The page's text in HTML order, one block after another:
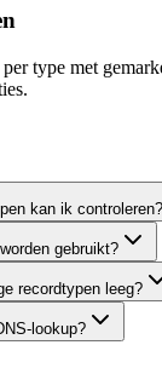
type met
kan ik controleren?
gebruikt?
recordtypen leeg?
lookup?